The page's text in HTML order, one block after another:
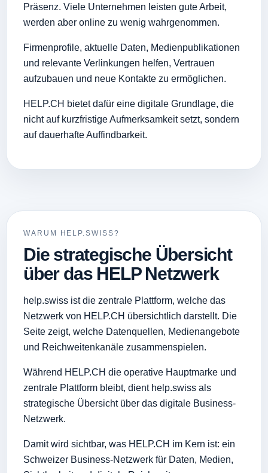
Präsenz. Viele Unternehmen leisten gute Arbeit,
werden aber online zu wenig wahrgenommen.
Firmenprofile, aktuelle Daten, Medienpublikationen
und relevante Verlinkungen helfen, Vertrauen
aufzubauen und neue Kontakte zu ermöglichen.
HELP.CH bietet dafür eine digitale Grundlage, die
nicht auf kurzfristige Aufmerksamkeit setzt, sondern
auf dauerhafte Auffindbarkeit.
WARUM HELP.SWISS?
Die strategische Übersicht
über das HELP Netzwerk
help.swiss ist die zentrale Plattform, welche das
Netzwerk von HELP.CH übersichtlich darstellt. Die
Seite zeigt, welche Datenquellen, Medienangebote
und Reichweitenkanäle zusammenspielen.
Während HELP.CH die operative Hauptmarke und
zentrale Plattform bleibt, dient help.swiss als
strategische Übersicht über das digitale Business-
Netzwerk.
Damit wird sichtbar, was HELP.CH im Kern ist: ein
Schweizer Business-Netzwerk für Daten, Medien,